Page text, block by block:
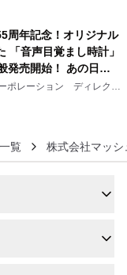
周年記念！オリジナル
「音声目覚まし時計」
発売開始！ あの日の
ポレーション ディレクト
覧 株式会社マッ